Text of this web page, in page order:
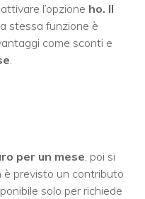
l’opzione ho. Il
stessa funzione è
come sconti e
.
per un mese, poi si
è previsto un contributo
solo per richiede